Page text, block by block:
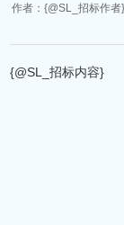
作者：{@SL_招标作
{@SL_招标内容}